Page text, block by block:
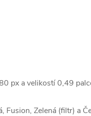
px a velikostí 0,49
Fusion, Zelená (filtr) a